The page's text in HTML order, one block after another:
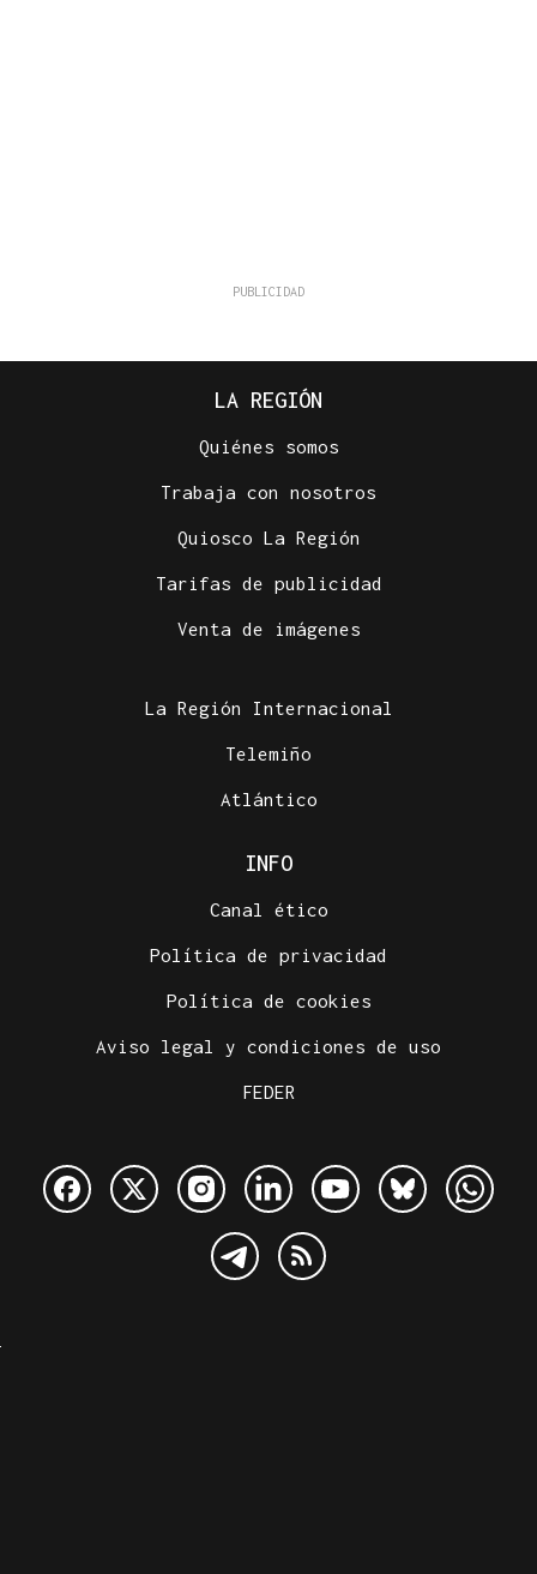
LA REGIÓN
Quiénes somos
Trabaja con nosotros
Quiosco La Región
Tarifas de publicidad
Venta de imágenes
La Región Internacional
Telemiño
Atlántico
INFO
Canal ético
Política de privacidad
Política de cookies
Aviso legal y condiciones de uso
FEDER